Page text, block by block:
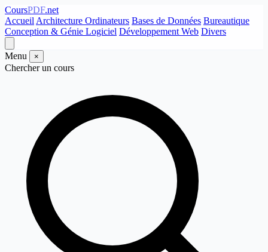
CoursPDF.net
Accueil Architecture Ordinateurs Bases de Données Bureautique
Conception & Génie Logiciel Développement Web Divers
Menu ×
Chercher un cours